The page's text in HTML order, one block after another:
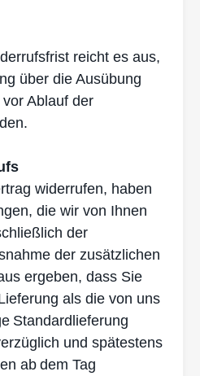
reicht es aus,
über die Ausübung
Ablauf der
widerrufen, haben
die wir von Ihnen
der
der zusätzlichen
ergeben, dass Sie
als die von uns
Standardlieferung
und spätestens
abdem Tag